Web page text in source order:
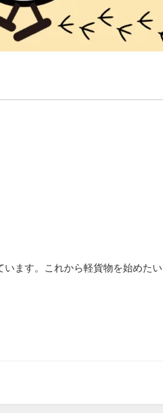
います。これから軽貨物を始めたい